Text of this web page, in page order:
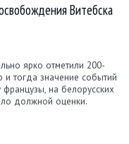
Витебска
ярко отметили 200-
тогда значение событий
французы, на белорусских
должной оценки.